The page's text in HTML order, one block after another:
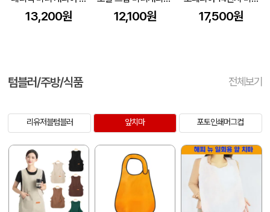
13,200원 12,100원 17,500원
텀블러/주방/식품 전체보기
리유저블텀블러 앞치마 포토인쇄머그컵